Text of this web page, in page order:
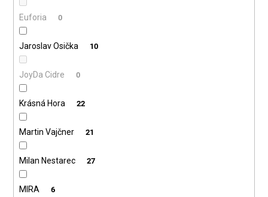
Euforia 0
Jaroslav Osička 10
JoyDa Cidre 0
Krásná Hora 22
Martin Vajčner 21
Milan Nestarec 27
MIRA 6